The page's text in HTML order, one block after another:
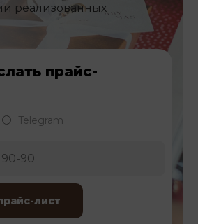
реализованных
прайс-
Telegram